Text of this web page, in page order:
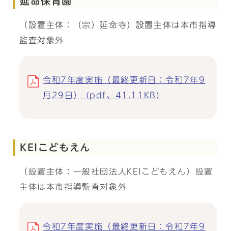
（設置主体：（宗）延命寺）設置主体は本市指導
監査対象外
令和7年度実施（最終更新日：令和7年9
月29日） (pdf、41.11KB)
KEIこどもえん
（設置主体：一般社団法人KEIこどもえん）設置
主体は本市指導監査対象外
令和7年度実施（最終更新日：令和7年9